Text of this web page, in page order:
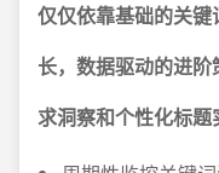
仅仅依靠基础的关
长，数据驱动的进
求洞察和个性化标题